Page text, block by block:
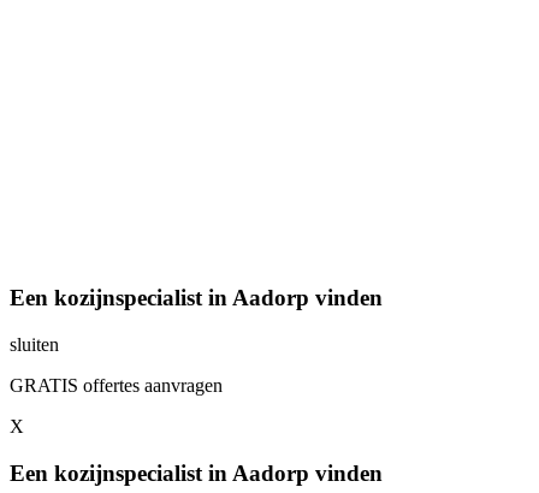
Een kozijnspecialist in Aadorp vinden
sluiten
GRATIS offertes aanvragen
X
Een kozijnspecialist in Aadorp vinden